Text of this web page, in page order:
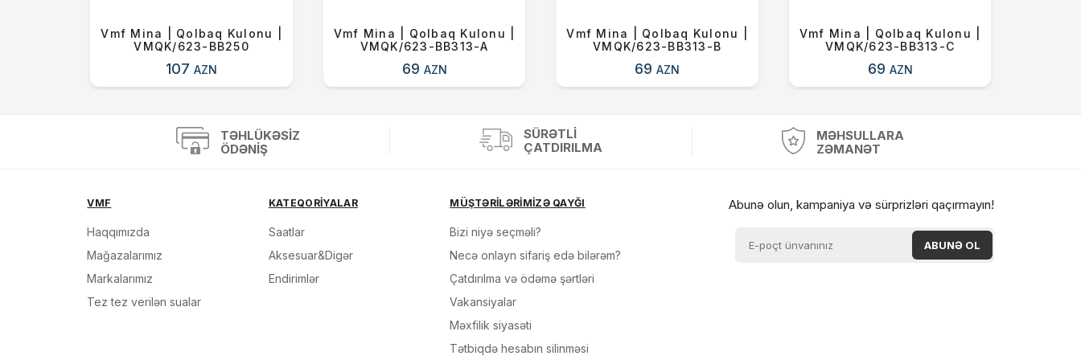
Vmf Mina | Qolbaq Kulonu |
VMQK/623-BB250
107AZN
Vmf Mina | Qolbaq Kulonu |
VMQK/623-BB313-A
69 AZN
Vmf Mina | Qolbaq Kulonu |
VMQK/623-BB313-B
69AZN
Vmf Mina | Qolbaq Kulonu |
VMQK/623-BB313-C
69 AZN
TƏHLÜKƏSIZ
ÖDƏNIŞ
SÜRƏTLI
ÇATDIRILMA
MƏHSULLARA
ZƏMANƏT
VMF
Haqqımızda
Mağazalarımız
Markalarımız
Tez tez verilən sualar
KATEQORİYALAR
Saatlar
Aksesuar&Digər
Endirimlər
MÜŞTƏRİLƏRİMİZƏ QAYĞI
Bizi niyə seçməli?
Necə onlayn sifariş edə bilərəm?
Çatdırılma və ödəmə şərtləri
Vakansiyalar
Məxfilik siyasəti
Tətbiqdə hesabın silinməsi
Abunə olun, kampaniya və sürprizləri qaçırmayın!